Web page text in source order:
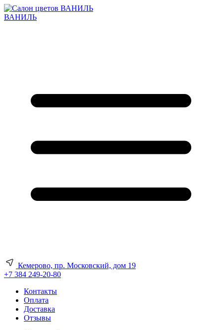
ВАНИЛЬ
Кемерово, пр. Московский, дом 19
+7 384 249-20-80
Контакты
Оплата
Доставка
Отзывы